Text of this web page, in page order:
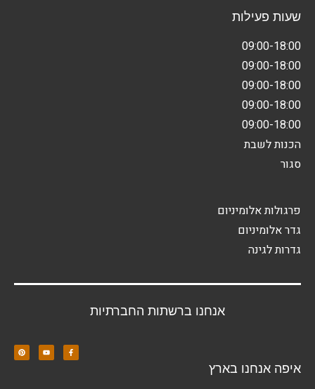
שעות פעילות
09:00-18:00
09:00-18:00
09:00-18:00
09:00-18:00
09:00-18:00
הכנות לשבת
סגור
פרגולות אלומיניום
גדר אלומיניום
גדרות לגינה
אנחנו ברשתות החברתיות
איפה אנחנו בארץ